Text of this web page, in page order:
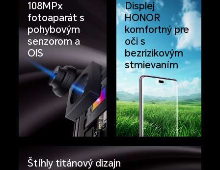
Štíhly titánový dizajn
108MPx
fotoaparát s
pohybovým
senzorom a
OIS
Displej
HONOR
komfortný pre
oči s
bezrizikovým
stmievaním